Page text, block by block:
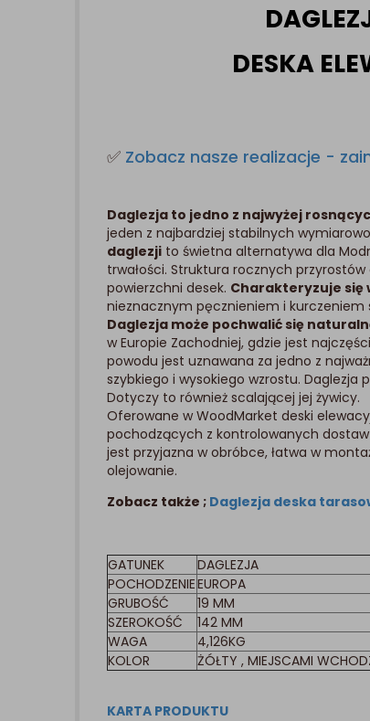
DESKA
✅ Zobacz nasze realizacje -
Daglezja to jedno z najwyżej
jeden z najbardziej stabilnych
daglezji to świetna alternatywa dla
trwałości. Struktura rocznych
powierzchni desek. Charakteryzuje się
nieznacznym pęcznieniem i kurczeniem
Daglezja może pochwalić się
w Europie Zachodniej, gdzie jest
powodu jest uznawana za jedno z
szybkiego i wysokiego wzrostu. Daglezja
Dotyczy to również scalającej jej żywicy.
Oferowane w WoodMarket deski
pochodzących z kontrolowanych
jest przyjazna w obróbce, łatwa w
olejowanie.
Zobacz także ; Daglezja deska
GATUNEK
DAGLEZJA
POCHODZENIEEUROPA
GRUBOŚĆ
19 MM
SZEROKOŚĆ
142 MM
WAGA
4,126KG
KOLOR
ŻÓŁTY , MIEJSCAMI
KARTA PRODUKTU